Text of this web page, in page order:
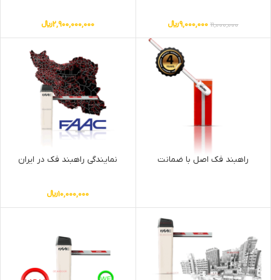
11,000,000
9,000,000﷼ 2,900,000,000﷼
راهبند فک اصل با ضمانت نمایندگی راهبند فک در ایران
10,000,000﷼